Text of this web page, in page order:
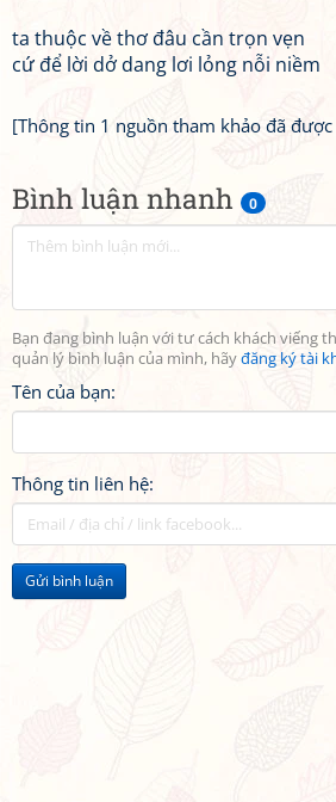
Bình luận nhanh 0
Bạn đang bình luận với tư cách khách viếng
quản lý bình luận của mình, hãyđăng ký tài
Tên của bạn:
Thông tin liên hệ:
Gửi bình luận
ta thuộc về thơ đâu cần trọn vẹn
cứ để lời dở dang lơi lỏng nỗi niềm
[Thông tin 1 nguồn tham khảo đã được